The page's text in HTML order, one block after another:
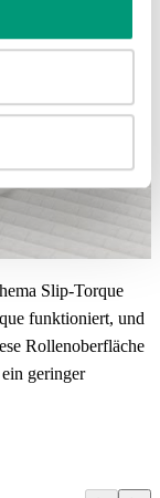
Slip-Torque
funktioniert, und
Rollenoberfläche
geringer